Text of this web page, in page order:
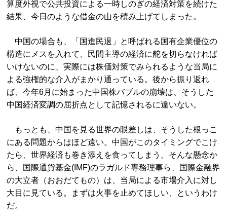
算度外視で公共投資による一時しのぎの経済対策を続けた
結果、今日のような借金の山を積み上げてしまった。
中国の場合も、「国進民退」と呼ばれる国有企業優位の
構造にメスを入れて、民間主導の経済に舵を切らなければ
いけないのに、実際には株価対策でみられるような当局に
よる強権的な介入がまかり通っている。後から振り返れ
ば、今年6月に始まった中国株バブルの崩壊は、そうした
中国経済変調の屈折点として記憶されるに違いない。
もっとも、中国を見る世界の眼差しは、そうした根っこ
にある問題からはほど遠い。中国がこのタイミングでこけ
たら、世界経済も巻き添えを食ってしまう。そんな懸念か
ら、国際通貨基金(IMF)のラガルド専務理事ら、国際金融界
の大立者（おおだてもの）は、当局による市場介入に対し
大目に見ている。まずは火事を止めてほしい、というわけ
だ。